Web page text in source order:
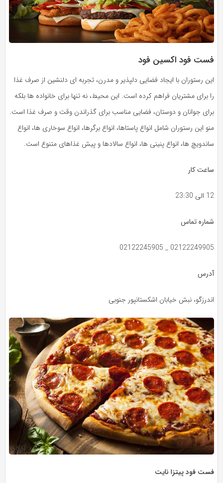
فست فود اکسین فود
این رستوران با ایجاد فضایی دلپذیر و مدرن، تجربه‌ ای دلنشین از صرف غذا
را برای مشتریان فراهم کرده است. این محیط، نه تنها برای خانواده‌ ها بلکه
برای جوانان و دوستان، فضایی مناسب برای گذراندن وقت و صرف غذا است.
منو این رستوران شامل انواع پاستاها، انواع برگرها، انواع سوخاری‌ ها، انواع
ساندویچ‌ ها، انواع پنینی‌ ها، انواع سالادها و پیش غذاهای متنوع است.
ساعت کار
12 الی 23:30
شماره تماس
02122249905 _ 02122245905
آدرس
اندرزگو، نبش خیابان اشکستانپور جنوبی
فست فود پیتزا نایت